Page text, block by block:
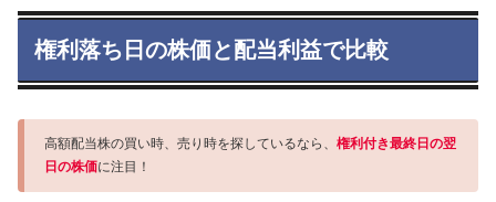
権利落ち日の株価と配当利益で比較
高額配当株の買い時、売り時を探しているなら、 権利付き最終日の翌
日の株価に注目！